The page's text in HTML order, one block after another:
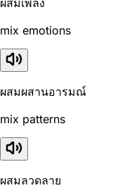
mix emotions
ผสมผสานอารมณ์
mix patterns
ผสมลวดลาย